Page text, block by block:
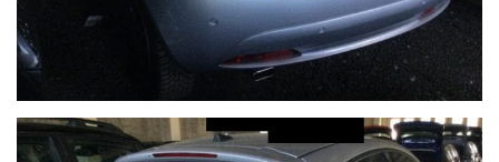
disponibilità del veicolo.
Buon acquisto!